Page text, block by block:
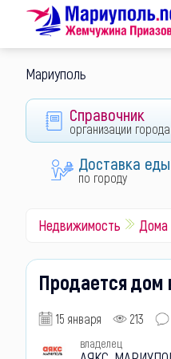
Мариуполь
Справочник
организации города
Доставка еды
по городу
Недвижимость Дома
Продается дом
15 января 213
владелец